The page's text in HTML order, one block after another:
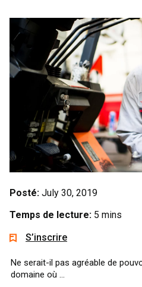
Posté: July 30, 2019
Temps de lecture: 5 mins
S’inscrire
Ne serait-il pas agréable de
domaine où ...